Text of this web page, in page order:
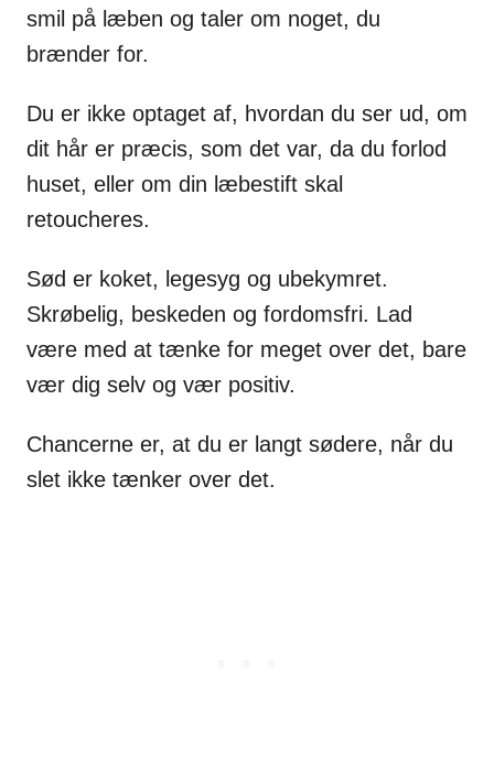
smil på læben og taler om noget, du
brænder for.
Du er ikke optaget af, hvordan du ser ud, om
dit hår er præcis, som det var, da du forlod
huset, eller om din læbestift skal
retoucheres.
Sød er koket, legesyg og ubekymret.
Skrøbelig, beskeden og fordomsfri. Lad
være med at tænke for meget over det, bare
vær dig selv og vær positiv.
Chancerne er, at du er langt sødere, når du
slet ikke tænker over det.